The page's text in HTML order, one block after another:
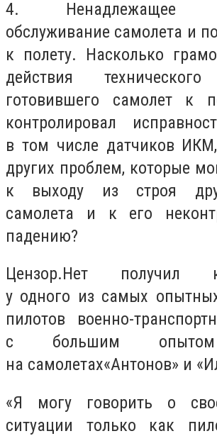
4. Ненадлежащее
обслуживание самолета и
к полету. Насколько
действия
готовившего самолет к
контролировал
в том числе датчиков
других проблем, которые
к выходу из строя
самолета и к его
падению?
Цензор.Нет получил
у одного из самых
пилотов военно-
с большим опытом
на самолетах«Антонов» и
«Я могу говорить о
ситуации только как